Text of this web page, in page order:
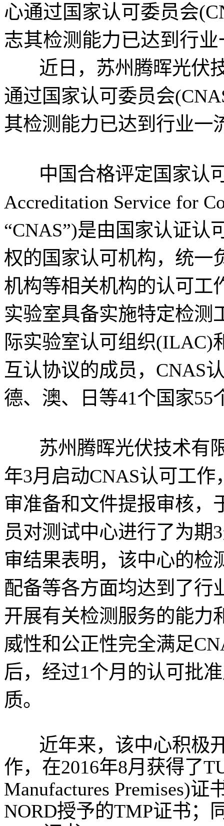
心通过国家认可委员会
志其检测能力已达到行
近日，苏州腾晖光伏技
通过国家认可委员会
其检测能力已达到行业一
中国合格评定国家认
Accreditation Service for
“CNAS”)是由国家认证认
权的国家认可机构，统一
机构等相关机构的认可工
实验室具备实施特定检测
际实验室认可组织(ILAC)
互认协议的成员，CNAS
德、澳、日等41个国家55
苏州腾晖光伏技术有
年3月启动CNAS认可工
审准备和文件提报审核，
员对测试中心进行了为期
审结果表明，该中心的检
配备等各方面均达到了行
开展有关检测服务的能力
威性和公正性完全满足
后，经过1个月的认可批
质。
近年来，该中心积极
作，在2016年8月获得了
Manufactures Premises)
NORD授予的TMP证书；